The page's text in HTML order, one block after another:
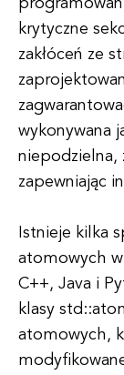
krytyczne
zakłóceń ze
wykonywana
niepodzielna,
zapewniając
Istnieje kilka
atomowych
C++, Java i
klasy
atomowych,